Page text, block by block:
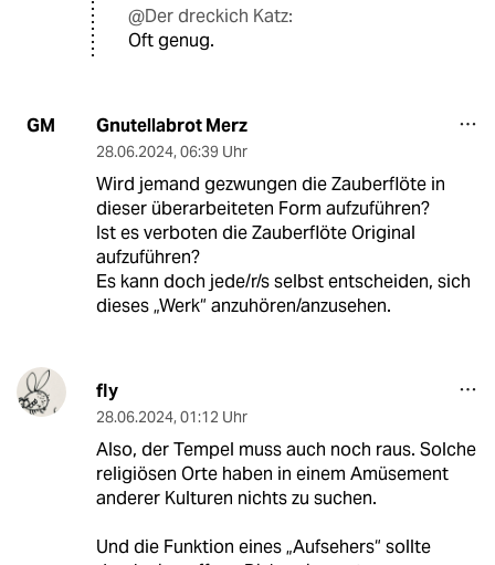
@Der dreckich Katz:
Oft genug.
GM Gnutellabrot Merz
28.06.2024, 06:39 Uhr
Wird jemand gezwungen die Zauberflöte in
dieser überarbeiteten Form aufzuführen?
Ist es verboten die Zauberflöte Original
aufzuführen?
Es kann doch jede/r/s selbst entscheiden, sich
dieses „Werk“ anzuhören/anzusehen.
fly
28.06.2024, 01:12 Uhr
Also, der Tempel muss auch noch raus. Solche
religiösen Orte haben in einem Amüsement
anderer Kulturen nichts zu suchen.
Und die Funktion eines „Aufsehers“ sollte